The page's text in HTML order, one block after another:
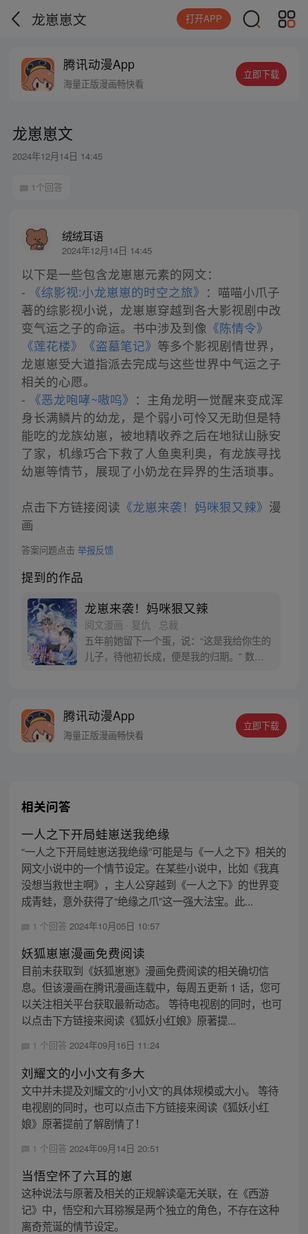
龙崽崽文 打开APP
腾讯动漫App
海量正版漫画畅快看
立即下载
龙崽崽文
2024年12月14日 14:45
1个回答
绒绒耳语
2024年12月14日 14:45
以下是一些包含龙崽崽元素的网文：
- 《综影视:小龙崽崽的时空之旅》 ：喵喵小爪子
著的综影视小说，龙崽崽穿越到各大影视剧中改
变气运之子的命运。书中涉及到像 《陈情令》
《莲花楼》
《盗墓笔记》 等多个影视剧情世界，
龙崽崽受大道指派去完成与这些世界中气运之子
相关的心愿。
- 《恶龙咆哮~嗷呜》 ：主角龙明一觉醒来变成浑
身长满鳞片的幼龙，是个弱小可怜又无助但是特
能吃的龙族幼崽，被地精收养之后在地狱山脉安
了家，机缘巧合下救了人鱼奥利奥，有龙族寻找
幼崽等情节，展现了小奶龙在异界的生活琐事。
点击下方链接阅读 《龙崽来袭！妈咪狠又辣》 漫
画
答案问题点击 举报反馈
提到的作品
龙崽来袭！妈咪狠又辣
阅文漫画 · 复仇 · 总裁
五年前她留下一个蛋，说：“这是我给你生的
儿子，待他初长成，便是我的归期。” 数月
人……可是小龙崽说：“爸爸，她救了我，我
要对她以身相许！” 从此，父子为争宠陷入
腾讯动漫App
海量正版漫画畅快看
立即下载
相关问答
一人之下开局蛙崽送我绝缘
“一人之下开局蛙崽送我绝缘”可能是与《一人之下》相关的
网文小说中的一个情节设定。在某些小说中，比如《我真
没想当救世主啊》，主人公穿越到《一人之下》的世界变
成青蛙，意外获得了“绝缘之爪”这一强大法宝。此...
1 个回答 2024年10月05日 10:57
妖狐崽崽漫画免费阅读
目前未获取到《妖狐崽崽》漫画免费阅读的相关确切信
息。但该漫画在腾讯漫画连载中，每周五更新 1 话，您可
以关注相关平台获取最新动态。 等待电视剧的同时，也可
以点击下方链接来阅读《狐妖小红娘》原著提...
1 个回答 2024年09月16日 11:24
刘耀文的小小文有多大
文中并未提及刘耀文的“小小文”的具体规模或大小。 等待
电视剧的同时，也可以点击下方链接来阅读《狐妖小红
娘》原著提前了解剧情了！
1 个回答 2024年09月14日 20:51
当悟空怀了六耳的崽
这种说法与原著及相关的正规解读毫无关联，在《西游
记》中，悟空和六耳猕猴是两个独立的角色，不存在这种
离奇荒诞的情节设定。